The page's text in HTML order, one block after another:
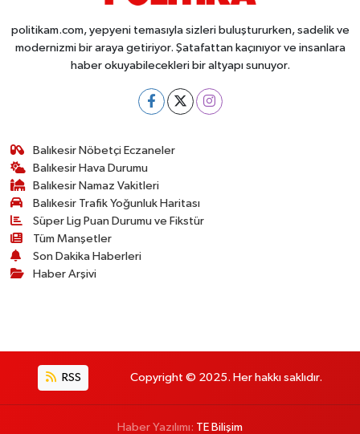
politikam.com, yepyeni temasıyla sizleri buluştururken, sadelik ve
modernizmi bir araya getiriyor. Şatafattan kaçınıyor ve insanlara
haber okuyabilecekleri bir altyapı sunuyor.
Balıkesir Nöbetçi Eczaneler
Balıkesir Hava Durumu
Balıkesir Namaz Vakitleri
Balıkesir Trafik Yoğunluk Haritası
Süper Lig Puan Durumu ve Fikstür
Tüm Manşetler
Son Dakika Haberleri
Haber Arşivi
RSS Copyright © 2025. Her hakkı saklıdır.
Haber Yazılımı: TE Bilişim